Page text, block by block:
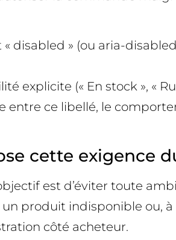
disabled » (ou aria-
explicite (« En stock », «
entre ce libellé, le
cette exigence
est d’éviter toute
produit indisponible ou,
côté acheteur.